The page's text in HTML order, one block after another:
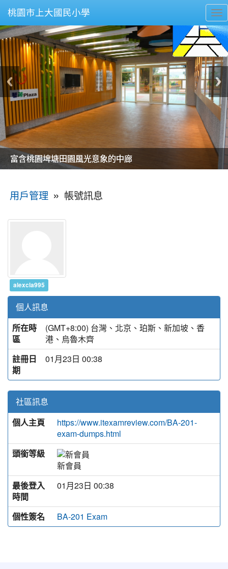
桃園市上大國民小學
美麗的操場是我們活力的來源
美麗的操場是我們活力的來源
煥然一新的小司令台
煥然一新的小司令台
富含桃園埤塘田園風光意象的中廊
富含桃園埤塘田園風光意象的中廊
嶄新的中庭廣場
嶄新的中庭廣場
水生池生生不息
水生池生生不息
用戶管理 » 帳號訊息
alexcla995
個人訊息
所在時
區
(GMT+8:00) 台灣、北京、珀斯、新加坡、香
港、烏魯木齊
註冊日
期
01月23日 00:38
社區訊息
個人主頁
https://www.itexamreview.com/BA-201-
exam-dumps.html
頭銜等級
新會員
最後登入
時間
01月23日 00:38
個性簽名 BA-201 Exam